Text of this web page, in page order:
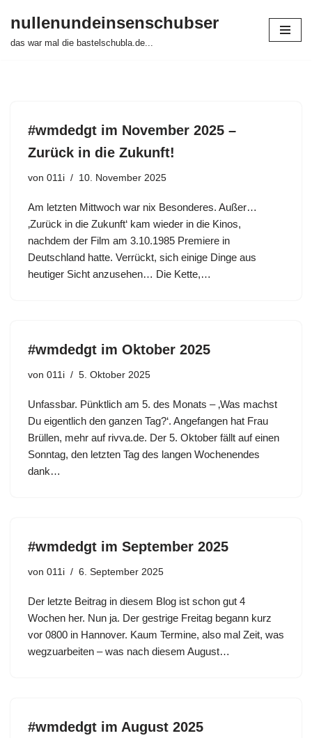
Zum
nullenundeinsenschubser
das war mal die bastelschubla.de...
#wmdedgt im November 2025 –
Zurück in die Zukunft!
von 011i 10. November 2025
Am letzten Mittwoch war nix Besonderes. Außer…
‚Zurück in die Zukunft‘ kam wieder in die Kinos,
nachdem der Film am 3.10.1985 Premiere in
Deutschland hatte. Verrückt, sich einige Dinge aus
heutiger Sicht anzusehen… Die Kette,…
#wmdedgt im Oktober 2025
von 011i 5. Oktober 2025
Unfassbar. Pünktlich am 5. des Monats – ‚Was machst
Du eigentlich den ganzen Tag?‘. Angefangen hat Frau
Brüllen, mehr auf rivva.de. Der 5. Oktober fällt auf einen
Sonntag, den letzten Tag des langen Wochenendes
dank…
#wmdedgt im September 2025
von 011i 6. September 2025
Der letzte Beitrag in diesem Blog ist schon gut 4
Wochen her. Nun ja. Der gestrige Freitag begann kurz
vor 0800 in Hannover. Kaum Termine, also mal Zeit, was
wegzuarbeiten – was nach diesem August…
#wmdedgt im August 2025